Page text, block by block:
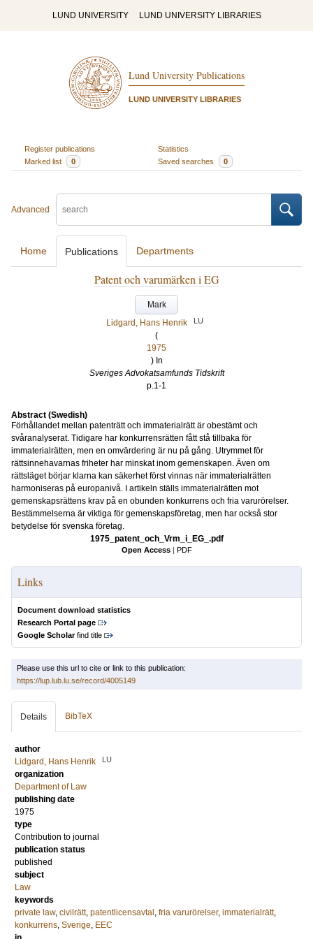
LUND UNIVERSITY LUND UNIVERSITY LIBRARIES
Lund University Publications
LUND UNIVERSITY LIBRARIES
Register publications
Statistics
Marked list
0 Saved searches 0
Advanced
Home Publications Departments
Patent och varumärken i EG
Mark
Lidgard, Hans Henrik
LU
(
1975
) In
Sveriges Advokatsamfunds Tidskrift
p.1-1
Abstract (Swedish)
Förhållandet mellan patenträtt och immaterialrätt är obestämt och
svåranalyserat. Tidigare har konkurrensrätten fått stå tillbaka för
immaterialrätten, men en omvärdering är nu på gång. Utrymmet för
rättsinnehavarnas friheter har minskat inom gemenskapen. Även om
rättsläget börjar klarna kan säkerhet först vinnas när immaterialrätten
harmoniseras på europanivå. I artikeln ställs immaterialrätten mot
gemenskapsrättens krav på en obunden konkurrens och fria varurörelser.
Bestämmelserna är viktiga för gemenskapsföretag, men har också stor
betydelse för svenska företag.
1975_patent_och_Vrm_i_EG_.pdf
Open Access | PDF
Links
Document download statistics
Research Portal page
Google Scholarfind title
Please use this url to cite or link to this publication:
https://lup.lub.lu.se/record/4005149
Details BibTeX
author
Lidgard, Hans Henrik
LU
organization
Department of Law
publishing date
1975
type
Contribution to journal
publication status
published
subject
Law
keywords
private law, civilrätt, patentlicensavtal , fria varurörelser, immaterialrätt,
konkurrens, Sverige, EEC